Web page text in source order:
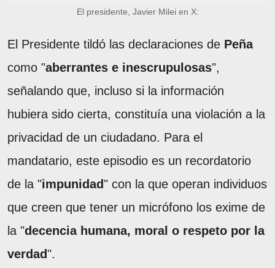
El presidente, Javier Milei en X:
El Presidente tildó las declaraciones de Peña
como "aberrantes e inescrupulosas",
señalando que, incluso si la información
hubiera sido cierta, constituía una violación a la
privacidad de un ciudadano. Para el
mandatario, este episodio es un recordatorio
de la "impunidad" con la que operan individuos
que creen que tener un micrófono los exime de
la "decencia humana, moral o respeto por la
verdad".